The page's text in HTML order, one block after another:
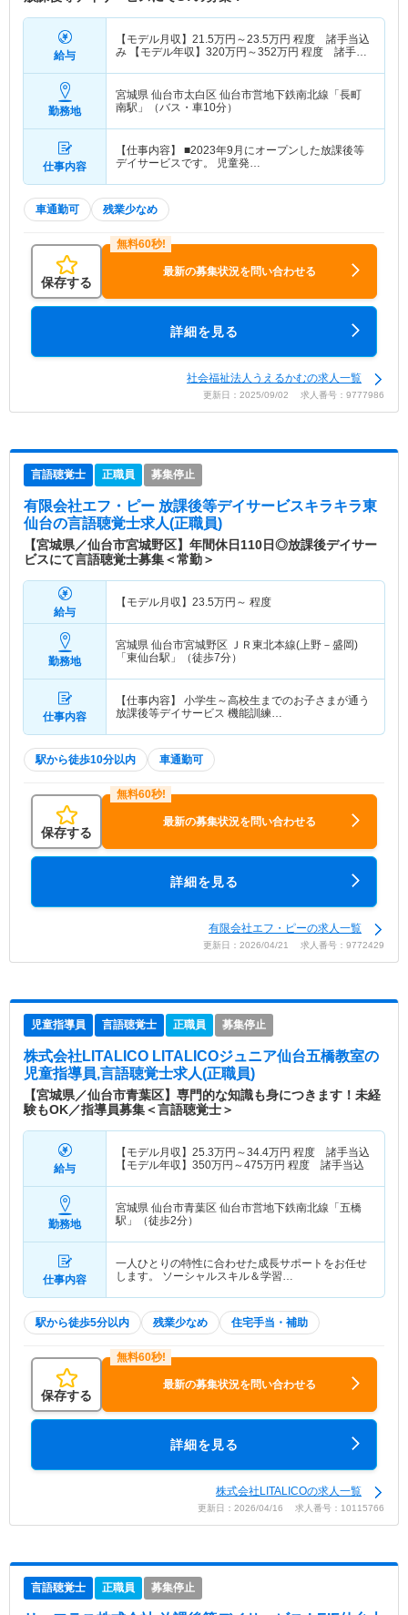
給与
【モデル月収】 21.5万円～23.5万円 程度 諸手当込
み 【モデル年収】 320万円～352万円 程度 諸手
勤務地
宮城県 仙台市太白区 仙台市営地下鉄南北線「長町
南駅」（バス・車10分）
仕事内容
【仕事内容】 ■2023年9月にオープンした放課後等
デイサービスです。 児童発…
車通勤可 残業少なめ
保存する
最新の募集状況を問い合わせる
詳細を見る
社会福祉法人うえるかむの求人一覧
更新日：2025/09/02 求人番号：9777986
言語聴覚士 正職員 募集停止
有限会社エフ・ピー 放課後等デイサービスキラキラ東
仙台の言語聴覚士求人(正職員)
【宮城県／仙台市宮城野区】年間休日110日◎放課後デイサー
ビスにて言語聴覚士募集＜常勤＞
給与
【モデル月収】 23.5万円～ 程度
勤務地
宮城県 仙台市宮城野区 ＪＲ東北本線(上野－盛岡)
「東仙台駅」（徒歩7分）
仕事内容
【仕事内容】 小学生～高校生までのお子さまが通う
放課後等デイサービス 機能訓練…
駅から徒歩10分以内 車通勤可
保存する
最新の募集状況を問い合わせる
詳細を見る
有限会社エフ・ピーの求人一覧
更新日：2026/04/21 求人番号：9772429
児童指導員 言語聴覚士 正職員 募集停止
株式会社LITALICO LITALICOジュニア仙台五橋教室の
児童指導員,言語聴覚士求人(正職員)
【宮城県／仙台市青葉区】専門的な知識も身につきます！未経
験もOK／指導員募集＜言語聴覚士＞
給与
【モデル月収】 25.3万円～34.4万円 程度 諸手当込
【モデル年収】 350万円～475万円 程度 諸手当込
勤務地
宮城県 仙台市青葉区 仙台市営地下鉄南北線「五橋
駅」（徒歩2分）
仕事内容
一人ひとりの特性に合わせた成長サポートをお任せ
します。 ソーシャルスキル＆学習…
駅から徒歩5分以内 残業少なめ 住宅手当・補助
保存する
最新の募集状況を問い合わせる
詳細を見る
株式会社LITALICOの求人一覧
更新日：2026/04/16 求人番号：10115766
言語聴覚士 正職員 募集停止